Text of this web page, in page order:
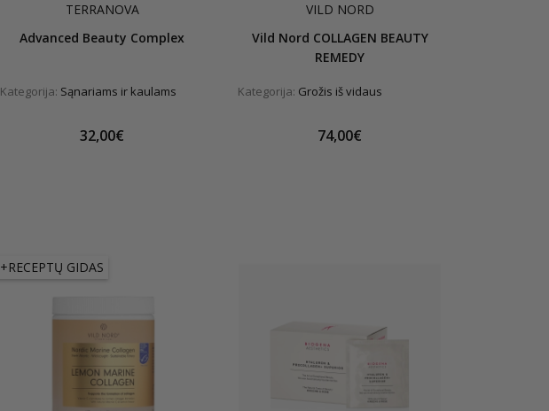
TERRANOVA
Advanced Beauty Complex
Kategorija: Sąnariams ir kaulams
32,00€
VILD NORD
Vild Nord COLLAGEN BEAUTY
REMEDY
Kategorija: Grožis iš vidaus
74,00€
+RECEPTŲ GIDAS